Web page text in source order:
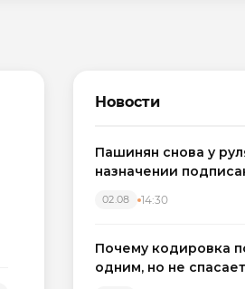
Новости
Пашинян снова у
назначении
02.08 14:30
Почему кодировка
одним, но не